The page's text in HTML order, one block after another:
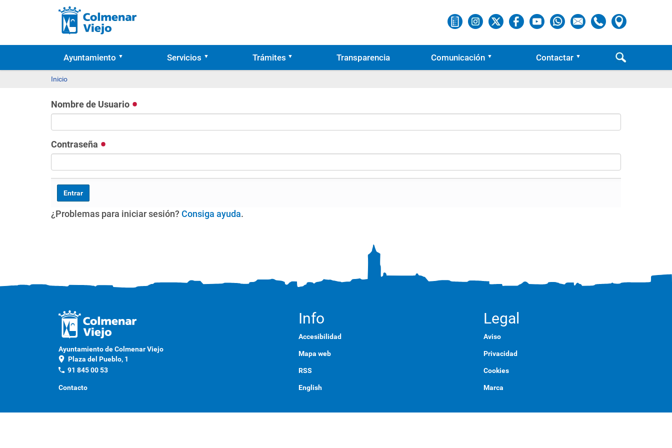
Ayuntamiento Servicios Trámites Transparencia Comunicación Contactar
Inicio
Nombre de Usuario
Contraseña
¿Problemas para iniciar sesión? Consiga ayuda.
Ayuntamiento de Colmenar Viejo
location_on Plaza del Pueblo, 1
phone 91 845 00 53
Contacto
Info
Accesibilidad
Mapa web
RSS
English
Legal
Aviso
Privacidad
Cookies
Marca